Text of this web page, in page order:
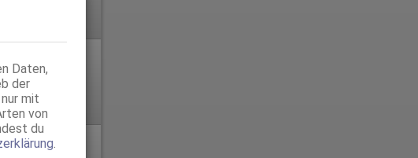
Daten,
der
mit
von
du